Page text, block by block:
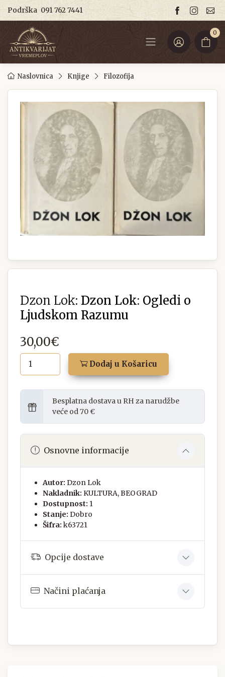
Podrška 091 762 7441
0
Naslovnica Knjige Filozofija
Dzon Lok: Dzon Lok: Ogledi o
Ljudskom Razumu
30,00€
Dodaj u Košaricu
Besplatna dostava u RH za narudžbe
veće od 70 €
Osnovne informacije
Autor: Dzon Lok
Nakladnik: KULTURA, BEOGRAD
Dostupnost: 1
Stanje: Dobro
Šifra: k63721
Opcije dostave
Načini plaćanja